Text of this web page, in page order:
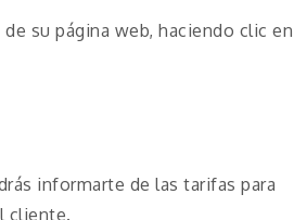
su página web, haciendo clic en
informarte de las tarifas para
cliente.